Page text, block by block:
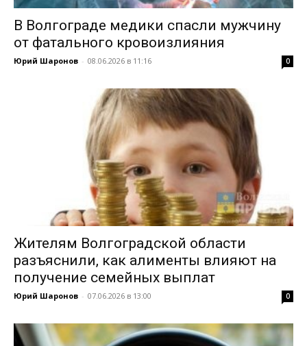
В Волгограде медики спасли мужчину
от фатального кровоизлияния
Юрий Шаронов - 08.06.2026 в 11:16 0
Жителям Волгоградской области
разъяснили, как алименты влияют на
получение семейных выплат
Юрий Шаронов - 07.06.2026 в 13:00 0